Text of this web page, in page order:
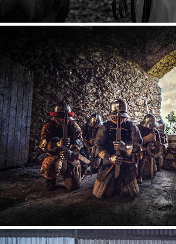
THEMENSHOOTINGS